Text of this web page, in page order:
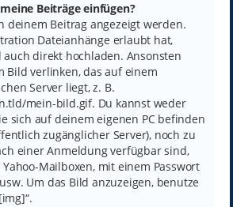
Beiträge einfügen?
deinem Beitrag angezeigt werden.
Dateianhänge erlaubt hat,
direkt hochladen. Ansonsten
Bild verlinken, das auf einem
Server liegt, z. B.
mein-bild.gif. Du kannst weder
sich auf deinem eigenen PC befinden
zugänglicher Server), noch zu
einer Anmeldung verfügbar sind,
Mailboxen, mit einem Passwort
Um das Bild anzuzeigen, benutze